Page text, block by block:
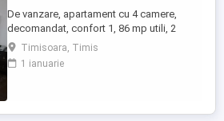
De vanzare, apartament cu 4 camere,
decomandat, confort 1, 86 mp utili, 2
balcoane, 2 bai, amenajat, renovat, rulori
exterioare, centrala proprie, situat la etajul
3, aaer conditionat, zna Baba Dochia. Pret:
Timisoara, Timis
1 ianuarie